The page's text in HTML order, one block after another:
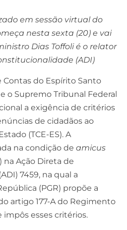
em sessão virtual do
nesta sexta (20) e vai
Dias Toffoli é o relator
(ADI)
do Espírito Santo
o Supremo Tribunal Federal
a exigência de critérios
de cidadãos ao
(TCE-ES). A
na condição de amicus
na Ação Direta de
7459, na qual a
(PGR) propõe a
artigo 177-A do Regimento
impôs esses critérios.